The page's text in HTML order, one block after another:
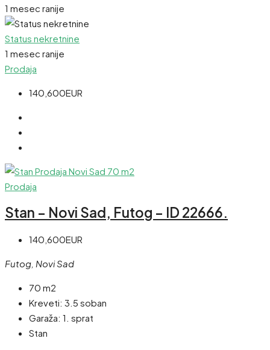
1 mesec ranije
Status nekretnine
1 mesec ranije
Prodaja
140,600EUR
Prodaja
Stan – Novi Sad, Futog – ID 22666.
140,600EUR
Futog, Novi Sad
70 m2
Kreveti: 3.5 soban
Garaža: 1. sprat
Stan